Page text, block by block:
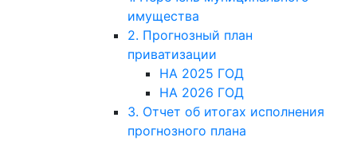
имущества
2. Прогнозный план
приватизации
НА 2025 ГОД
НА 2026 ГОД
3. Отчет об итогах исполнения
прогнозного плана